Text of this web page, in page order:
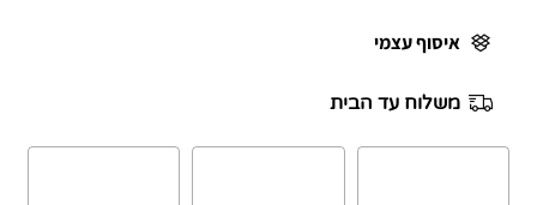
איסוף עצמי
משלוח עד הבית